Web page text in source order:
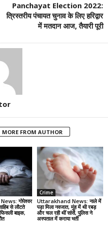
Panchayat Election 2022:
त्रिस्तरीय पंचायत चुनाव के लिए हरिद्वार
में मतदान आज, तैयारी पूरी
MORE FROM AUTHOR
गोपेश्वर
से लौटते
बाइक,
Crime
Uttarakhand News: नाले में
पड़ा मिला नवजात, मुंह में थी रबड़
और चल रही थीं सांसें, पुलिस ने
अस्पताल में कराया भर्ती